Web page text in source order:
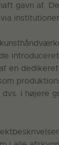
gavn af.
en
i højere